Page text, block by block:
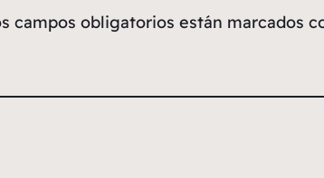
campos obligatorios están marcados